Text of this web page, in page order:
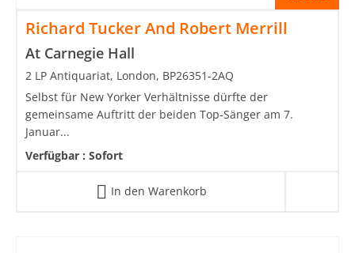
Richard Tucker And Robert Merrill
At Carnegie Hall
2 LP Antiquariat, London, BP26351-2AQ
Selbst für New Yorker Verhältnisse dürfte der
gemeinsame Auftritt der beiden Top-Sänger am 7.
Januar...
Verfügbar : Sofort
In den Warenkorb